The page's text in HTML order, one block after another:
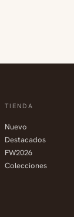
TIENDA
Nuevo
Destacados
FW2026
Colecciones